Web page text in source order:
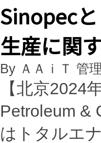
Sinopec
生産に関
By ＡＡｉＴ 管
【北京2024
Petroleum &
はトタルエ